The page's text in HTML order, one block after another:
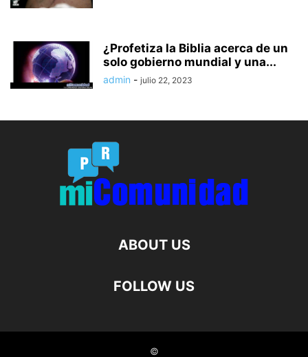
¿Profetiza la Biblia acerca de un
solo gobierno mundial y una...
admin - julio 22, 2023
ABOUT US
FOLLOW US
©